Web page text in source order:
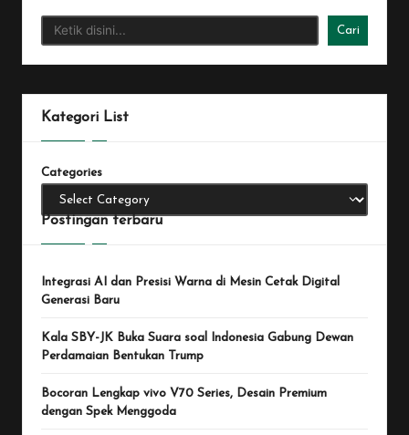
Cari
Kategori List
Categories
Postingan terbaru
Integrasi AI dan Presisi Warna di Mesin Cetak Digital
Generasi Baru
Kala SBY-JK Buka Suara soal Indonesia Gabung Dewan
Perdamaian Bentukan Trump
Bocoran Lengkap vivo V70 Series, Desain Premium
dengan Spek Menggoda